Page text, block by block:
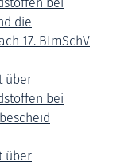
die
17. BImSchV
über
bei
über